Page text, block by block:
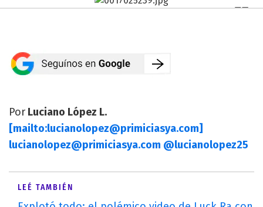
Por Luciano López L.
[mailto:lucianolopez@primiciasya.com]
lucianolopez@primiciasya.com @lucianolopez25
LEÉ TAMBIÉN